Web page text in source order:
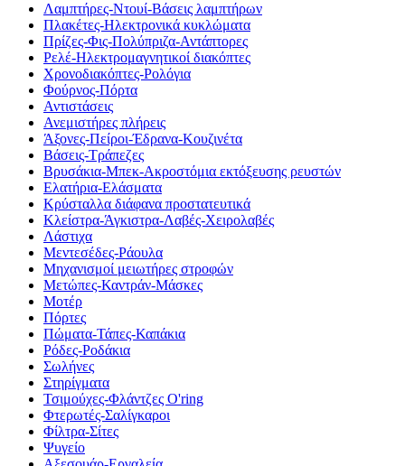
Λαμπτήρες-Ντουί-Βάσεις λαμπτήρων
Πλακέτες-Ηλεκτρονικά κυκλώματα
Πρίζες-Φις-Πολύπριζα-Αντάπτορες
Ρελέ-Ηλεκτρομαγνητικοί διακόπτες
Χρονοδιακόπτες-Ρολόγια
Φούρνος-Πόρτα
Αντιστάσεις
Ανεμιστήρες πλήρεις
Άξονες-Πείροι-Έδρανα-Κουζινέτα
Βάσεις-Τράπεζες
Βρυσάκια-Μπεκ-Ακροστόμια εκτόξευσης ρευστών
Ελατήρια-Ελάσματα
Κρύσταλλα διάφανα προστατευτικά
Κλείστρα-Άγκιστρα-Λαβές-Χειρολαβές
Λάστιχα
Μεντεσέδες-Ράουλα
Μηχανισμοί μειωτήρες στροφών
Μετώπες-Καντράν-Μάσκες
Μοτέρ
Πόρτες
Πώματα-Τάπες-Καπάκια
Ρόδες-Ροδάκια
Σωλήνες
Στηρίγματα
Τσιμούχες-Φλάντζες O'ring
Φτερωτές-Σαλίγκαροι
Φίλτρα-Σίτες
Ψυγείο